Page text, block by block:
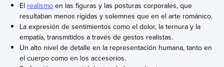
El realismo en las figuras y las posturas corporales, que
resultaban menos rígidas y solemnes que en el arte románico.
La expresión de sentimientos como el dolor, la ternura y la
empatía, transmitidos a través de gestos realistas.
Un alto nivel de detalle en la representación humana, tanto en
el cuerpo como en los accesorios.